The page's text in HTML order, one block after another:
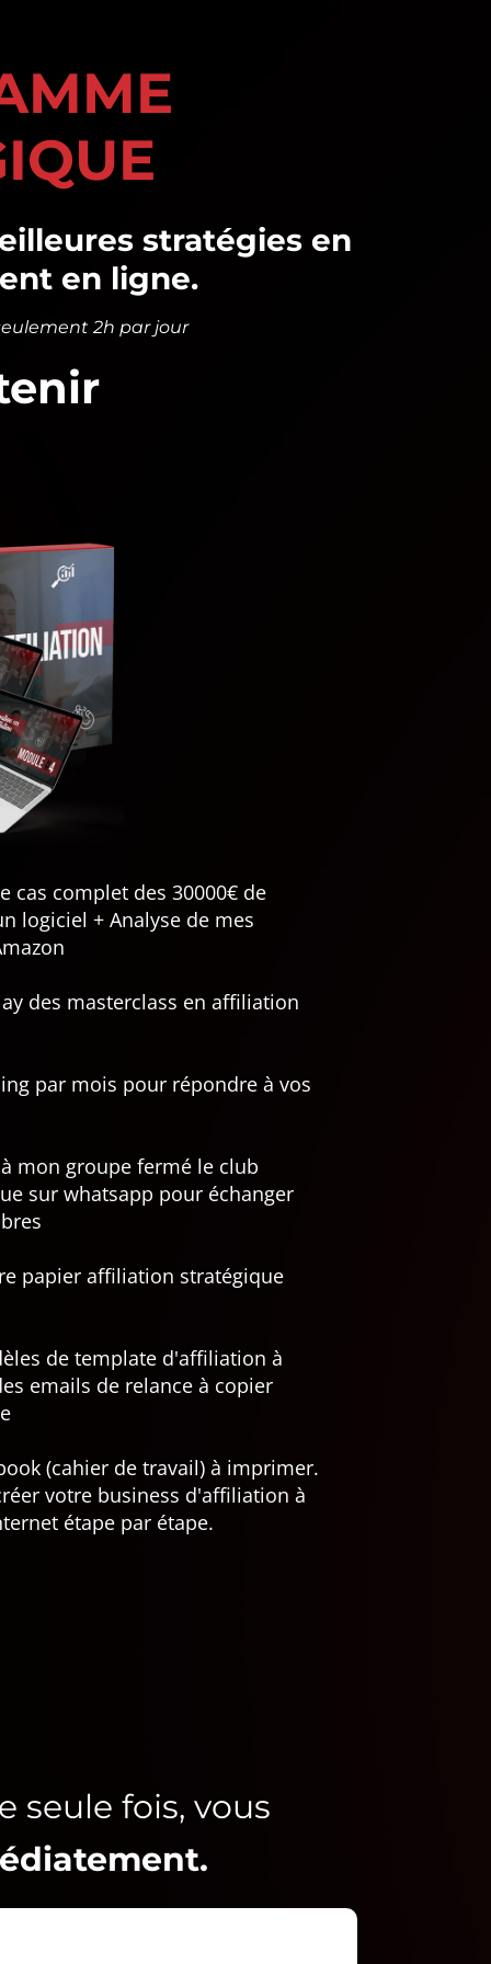
stratégies en
en ligne.
2h par jour
cas complet des 30000€ de
logiciel + Analyse de mes
des masterclass en affiliation
par mois pour répondre à vos
mon groupe fermé le club
sur whatsapp pour échanger
papier affiliation stratégique
de template d'affiliation à
emails de relance à copier
(cahier de travail) à imprimer.
votre business d'affiliation à
étape par étape.
seule fois, vous